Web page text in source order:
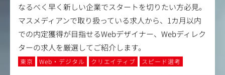
なるべく早く新しい企業でスタートを切りたい方必見。
マスメディアンで取り扱っている求人から、1カ月以内
での内定獲得が目指せるWebデザイナー、Webディレク
ターの求人を厳選してご紹介します。
東京 Web・デジタル クリエイティブ スピード選考